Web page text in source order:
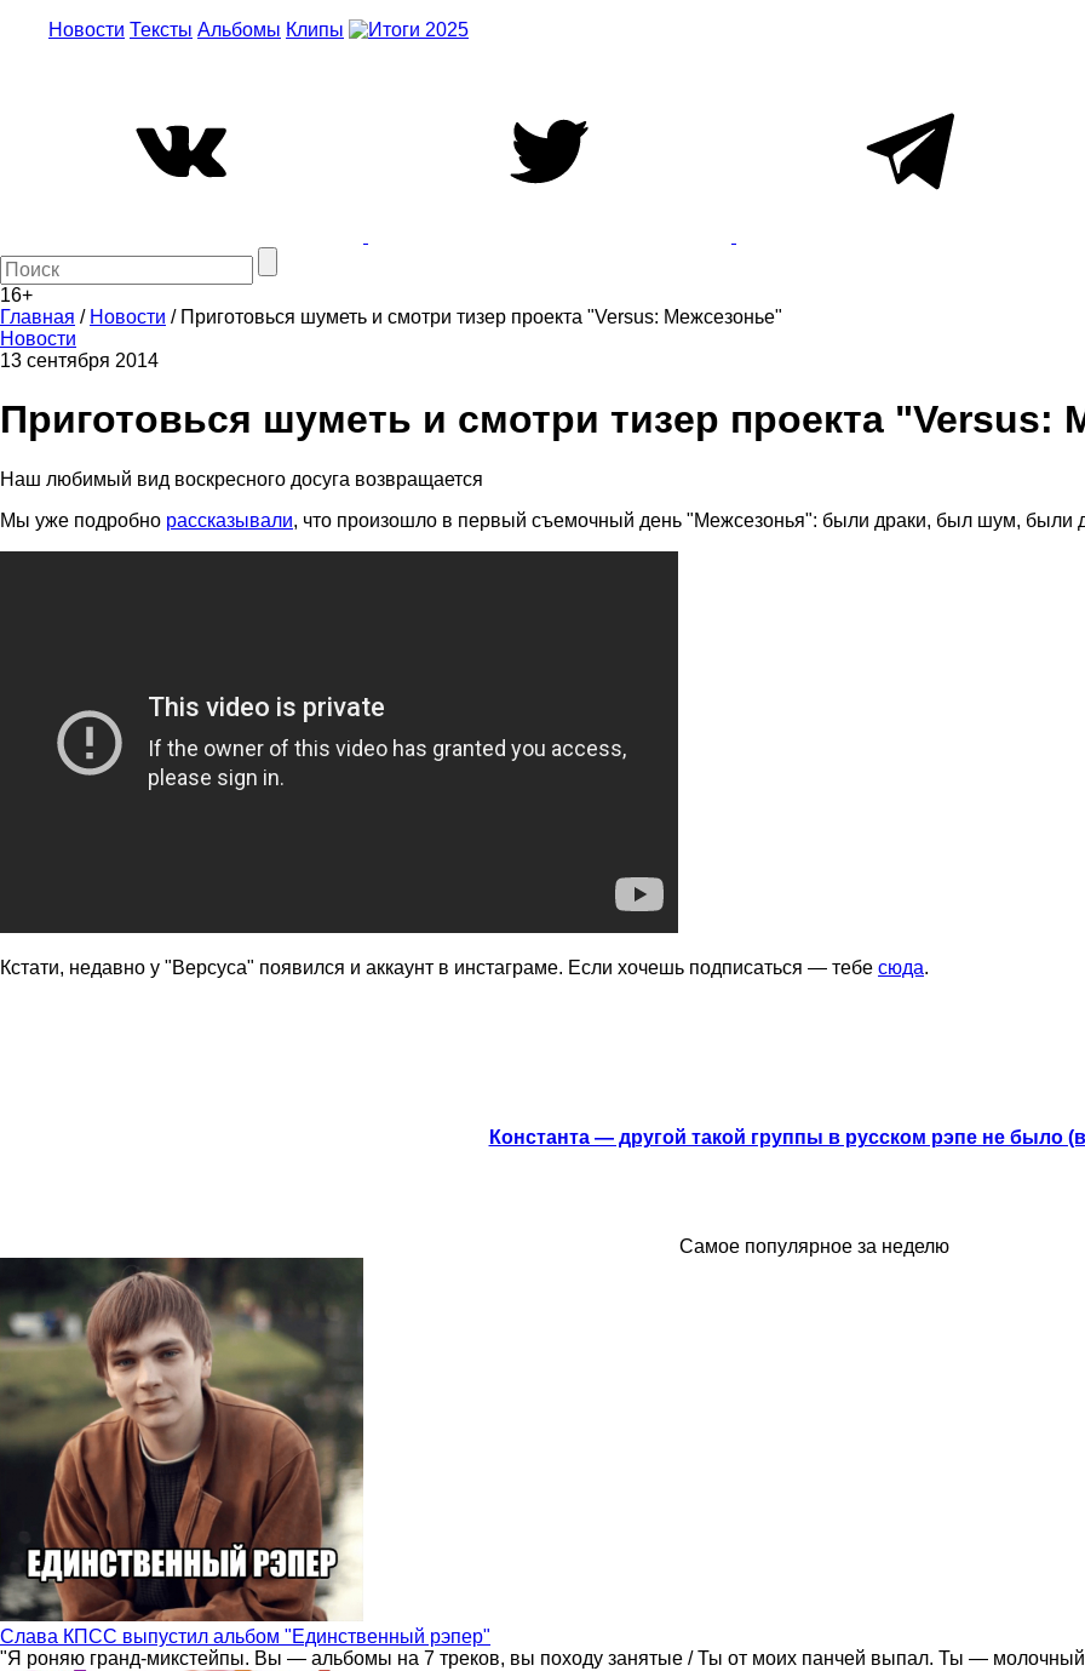
Новости Тексты Альбомы Клипы
16+
Главная / Новости / Приготовься шуметь и смотри тизер проекта "Versus: Межсезонье"
Новости
13 сентября 2014
Приготовься шуметь и смотри тизер проекта "Versus:
Наш любимый вид воскресного досуга возвращается
Мы уже подробно рассказывали, что произошло в первый съемочный день "Межсезонья": были драки, был шум, были
Кстати, недавно у "Версуса" появился и аккаунт в инстаграме. Если хочешь подписаться — тебе сюда.
Константа — другой такой группы в русском рэпе не было
Самое популярное за неделю
Слава КПСС выпустил альбом "Единственный рэпер"
"Я роняю гранд-микстейпы. Вы — альбомы на 7 треков, вы походу занятые / Ты от моих панчей выпал. Ты —